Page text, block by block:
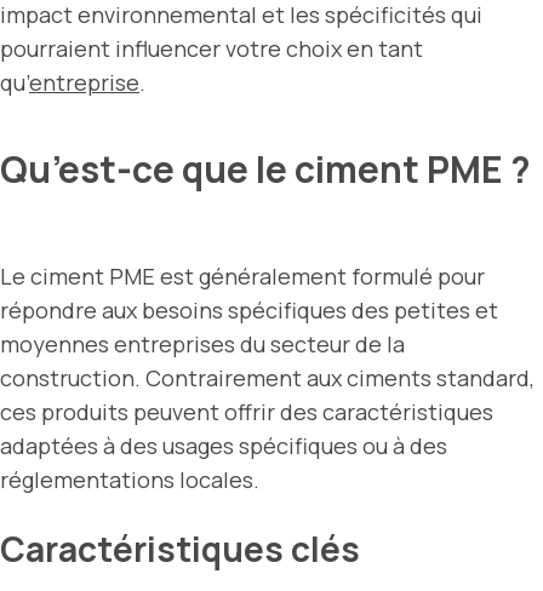
impact environnemental et les spécificités qui
pourraient influencer votre choix en tant
qu’entreprise.
Qu’est-ce que le ciment PME ?
Le ciment PME est généralement formulé pour
répondre aux besoins spécifiques des petites et
moyennes entreprises du secteur de la
construction. Contrairement aux ciments standard,
ces produits peuvent offrir des caractéristiques
adaptées à des usages spécifiques ou à des
réglementations locales.
Caractéristiques clés